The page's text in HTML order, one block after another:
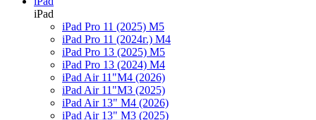
iPad
iPad Pro 11 (2025) M5
iPad Pro 11 (2024г.) M4
iPad Pro 13 (2025) M5
iPad Pro 13 (2024) M4
iPad Air 11"M4 (2026)
iPad Air 11"M3 (2025)
iPad Air 13" M4 (2026)
iPad Air 13" M3 (2025)